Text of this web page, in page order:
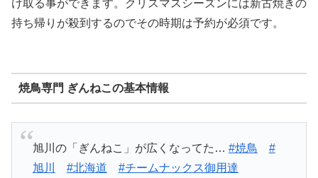
け取る事ができます。クリスマスシーズンには新古焼きの
持ち帰りが殺到するのでその時期は予約が必須です。
焼鳥専門 ぎんねこの基本情報
旭川の「ぎんねこ」が広くなってた… #焼鳥
#
旭川
#北海道 #チームナックス御用達